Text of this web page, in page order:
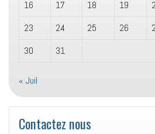
16
17 18 19
23
24 25 26
30
31
« Juil
Contactez nous